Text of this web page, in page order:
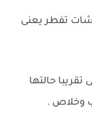
تفطر يعنى
حالتها
وخلاص .